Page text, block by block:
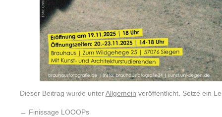
Dieser Beitrag wurde unterAllgemein veröffentlicht. Setze ein
← Finissage LOOOPs